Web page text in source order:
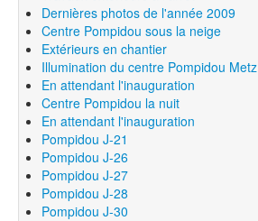
Dernières photos de l'année 2009
Centre Pompidou sous la neige
Extérieurs en chantier
Illumination du centre Pompidou Metz
En attendant l'inauguration
Centre Pompidou la nuit
En attendant l'inauguration
Pompidou J-21
Pompidou J-26
Pompidou J-27
Pompidou J-28
Pompidou J-30